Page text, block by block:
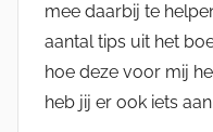
mee daarbij te
aantal tips uit het
hoe deze voor mij
heb jij er ook iets aan.